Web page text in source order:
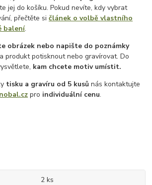
jej do košíku. Pokud nevíte, kdy vybrat
přečtěte sičlánek o volbě vlastního
balení.
obrázek nebo napište do poznámky
produkt potisknout nebo gravírovat. Do
kam chcete motiv umístit.
tisku a gravíru od 5 kusů nás kontaktujte
pro individuální cenu.
2 ks